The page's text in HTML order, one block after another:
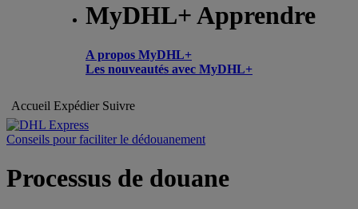
MyDHL+ Apprendre
A propos MyDHL+
Les nouveautés avec MyDHL+
Accueil Expédier Suivre
Conseils pour faciliter le dédouanement
Processus de douane